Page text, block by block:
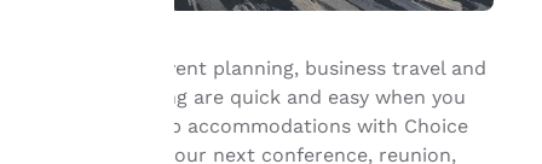
Group travel, event planning, business travel and
meeting planning are quick and easy when you
book your group accommodations with Choice
Hotels®. Have your next conference, reunion,